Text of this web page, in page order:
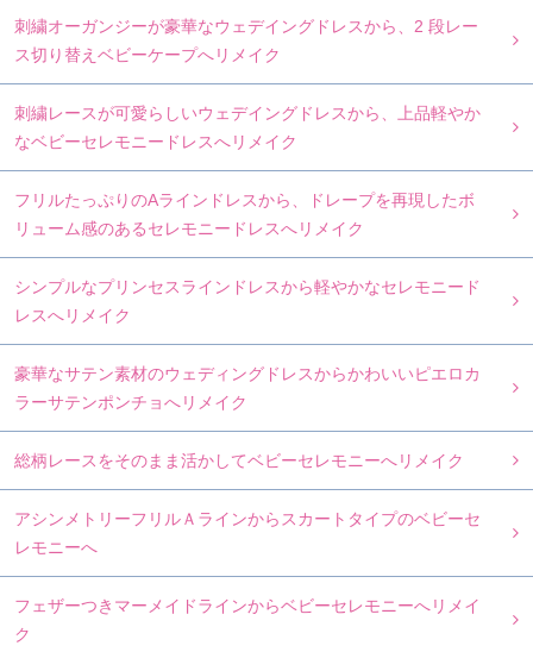
刺繍オーガンジーが豪華なウェデイングドレスから、2 段レー
ス切り替えベビーケープへリメイク
刺繍レースが可愛らしいウェデイングドレスから、上品軽やか
なベビーセレモニードレスへリメイク
フリルたっぷりのAラインドレスから、ドレープを再現したボ
リューム感のあるセレモニードレスへリメイク
シンプルなプリンセスラインドレスから軽やかなセレモニード
レスへリメイク
豪華なサテン素材のウェディングドレスからかわいいピエロカ
ラーサテンポンチョへリメイク
総柄レースをそのまま活かしてベビーセレモニーへリメイク
アシンメトリーフリルＡラインからスカートタイプのベビーセ
レモニーへ
フェザーつきマーメイドラインからベビーセレモニーへリメイ
ク